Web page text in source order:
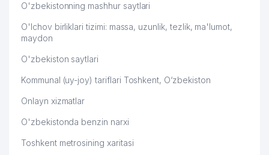
O'zbekistonning mashhur saytlari
O'lchov birliklari tizimi: massa, uzunlik, tezlik, ma'lumot,
maydon
O'zbekiston saytlari
Kommunal (uy-joy) tariflari Toshkent, O‘zbekiston
Onlayn xizmatlar
O'zbekistonda benzin narxi
Toshkent metrosining xaritasi